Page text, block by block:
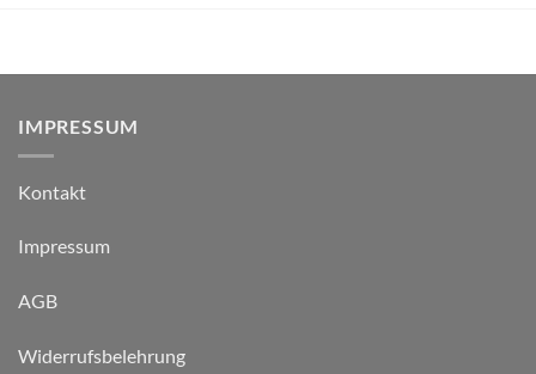
IMPRESSUM
Kontakt
Impressum
AGB
Widerrufsbelehrung